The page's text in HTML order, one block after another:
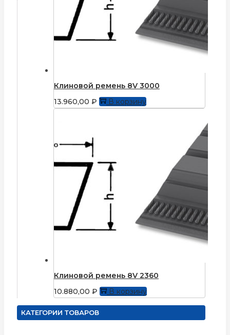
Клиновой ремень 8V 3000
13.960,00 ₽ В корзину
Клиновой ремень 8V 2360
10.880,00 ₽ В корзину
КАТЕГОРИИ ТОВАРОВ